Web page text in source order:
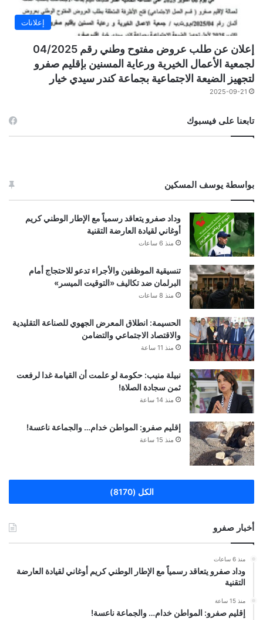
إعلانات
إعلان عن طلب عروض مفتوح وطني رقم 04/2025
لجمعية الأعمال الخيرية ورعاية المسنين بإقليم صفرو
لتجهيز الضيعة الاجتماعية بجماعة كندر سيدي خيار
2025-09-21
تابعنا على فيسبوك
بواسطة يوسف المسكين
وداد صفرو يتعاقد رسمياً مع الإطار الوطني كريم
أوغاني لقيادة العارضة التقنية
منذ 6 ساعات
تنسيقية الموظفين والأجراء تدعو للاحتجاج أمام
البرلمان ضد تكاليف «التوقيت الميسر»
منذ 8 ساعات
الحسيمة: انطلاق المعرض الجهوي للصناعة التقليدية
والاقتصاد الاجتماعي والتضامن
منذ 11 ساعة
نبيلة منيب: حكومة لو علمت أن القيامة غدا لرفعت
ثمن سجادة الصلاة!
منذ 14 ساعة
إقليم صفرو: المواطن خدام… والجماعة ناعسة!
منذ 15 ساعة
الكل (8170)
أخبار صفرو
منذ 6 ساعات
وداد صفرو يتعاقد رسمياً مع الإطار الوطني كريم أوغاني لقيادة العارضة
التقنية
منذ 15 ساعة
إقليم صفرو: المواطن خدام… والجماعة ناعسة!